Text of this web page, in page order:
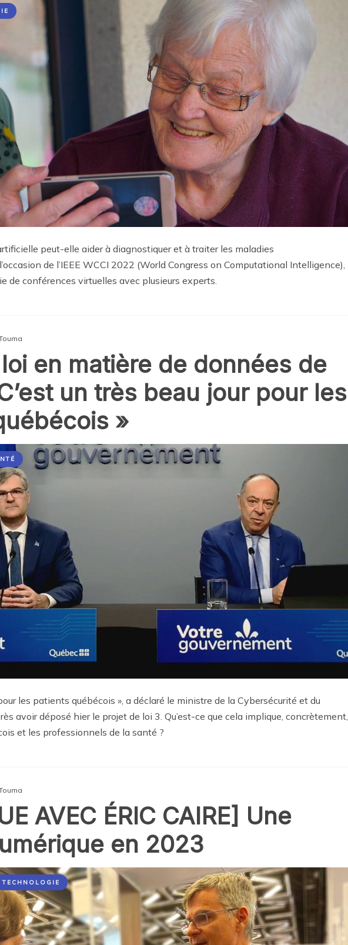
peut-elle aider à diagnostiquer et à traiter les maladies
de l’IEEE WCCI 2022 (World Congress on Computational Intelligence),
de conférences virtuelles avec plusieurs experts.
en matière de données de
un très beau jour pour les
»
les patients québécois », a déclaré le ministre de la Cybersécurité et du
avoir déposé hier le projet de loi 3. Qu’est-ce que cela implique, concrètement,
et les professionnels de la santé ?
AVEC ÉRIC CAIRE] Une
en 2023
TECHNOLOGIE